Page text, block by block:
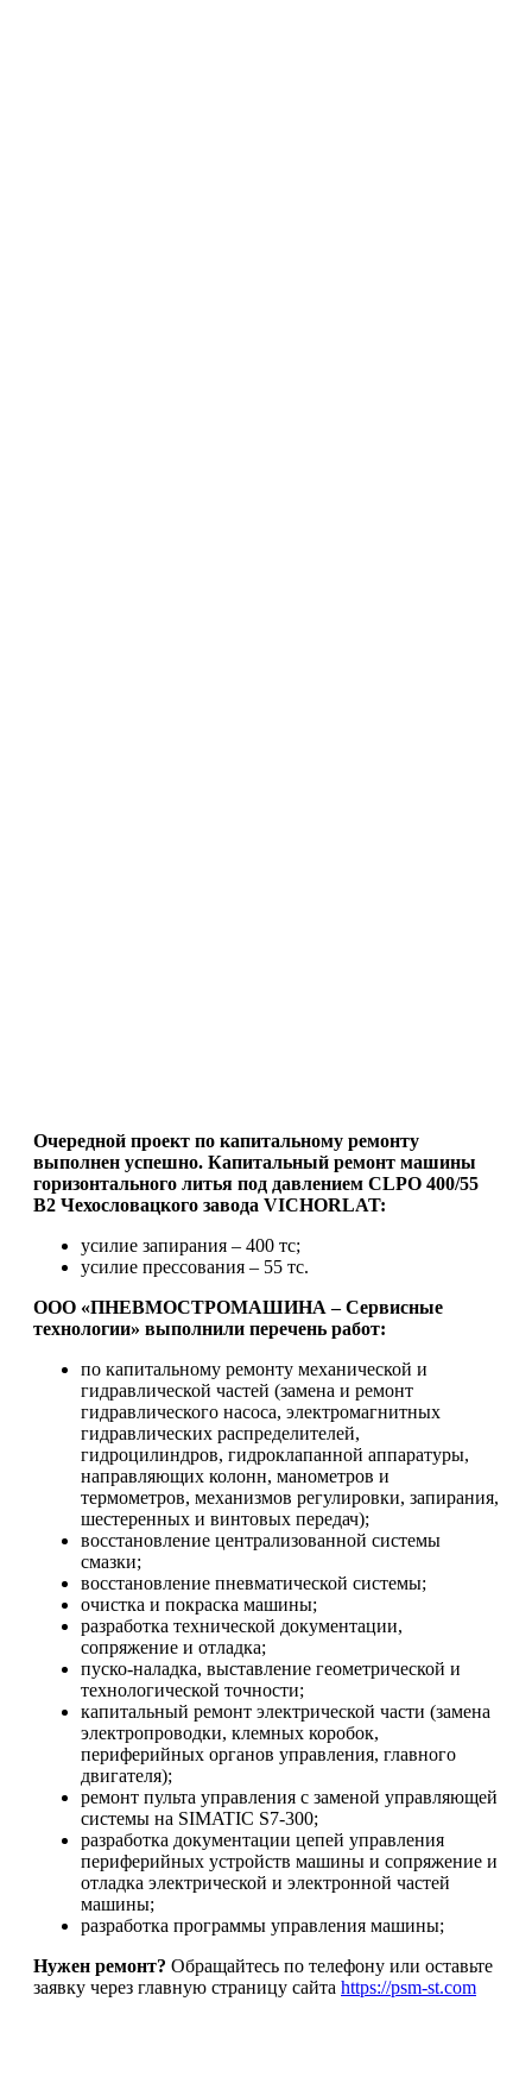
Очередной проект по капитальному ремонту
выполнен успешно. Капитальный ремонт машины
горизонтального литья под давлением CLPO 400/55
B2 Чехословацкого завода VICHORLAT:
усилие запирания – 400 тс;
усилие прессования – 55 тс.
ООО «ПНЕВМОСТРОМАШИНА – Сервисные
технологии» выполнили перечень работ:
по капитальному ремонту механической и
гидравлической частей (замена и ремонт
гидравлического насоса, электромагнитных
гидравлических распределителей,
гидроцилиндров, гидроклапанной аппаратуры,
направляющих колонн, манометров и
термометров, механизмов регулировки, запирания,
шестеренных и винтовых передач);
восстановление централизованной системы
смазки;
восстановление пневматической системы;
очистка и покраска машины;
разработка технической документации,
сопряжение и отладка;
пуско-наладка, выставление геометрической и
технологической точности;
капитальный ремонт электрической части (замена
электропроводки, клемных коробок,
периферийных органов управления, главного
двигателя);
ремонт пульта управления с заменой управляющей
системы на SIMATIC S7-300;
разработка документации цепей управления
периферийных устройств машины и сопряжение и
отладка электрической и электронной частей
машины;
разработка программы управления машины;
Нужен ремонт? Обращайтесь по телефону или оставьте
заявку через главную страницу сайта https://psm-st.com